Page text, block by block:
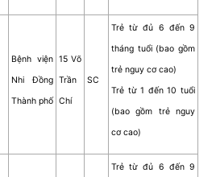
Bệnh viện
Nhi Đồng
Thành phố
15 Võ
Trần
Chí
SC
Trẻ từ đủ 6 đến 9
tháng tuổi (bao gồm
trẻ nguy cơ cao)
Trẻ từ 1 đến 10 tuổi
(bao gồm trẻ nguy
cơ cao)
Trẻ từ đủ 6 đến 9